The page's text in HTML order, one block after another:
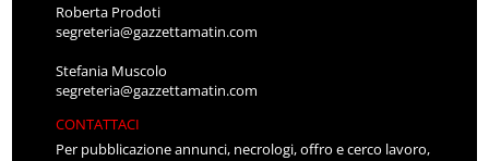
Roberta Prodoti
segreteria@gazzettamatin.com
Stefania Muscolo
segreteria@gazzettamatin.com
CONTATTACI
Per pubblicazione annunci, necrologi, offro e cerco lavoro,